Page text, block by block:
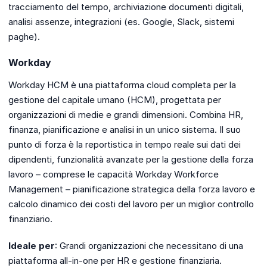
tracciamento del tempo, archiviazione documenti digitali,
analisi assenze, integrazioni (es. Google, Slack, sistemi
paghe).
Workday
Workday HCM è una piattaforma cloud completa per la
gestione del capitale umano (HCM), progettata per
organizzazioni di medie e grandi dimensioni. Combina HR,
finanza, pianificazione e analisi in un unico sistema. Il suo
punto di forza è la reportistica in tempo reale sui dati dei
dipendenti, funzionalità avanzate per la gestione della forza
lavoro – comprese le capacità Workday Workforce
Management – pianificazione strategica della forza lavoro e
calcolo dinamico dei costi del lavoro per un miglior controllo
finanziario.
Ideale per: Grandi organizzazioni che necessitano di una
piattaforma all-in-one per HR e gestione finanziaria.